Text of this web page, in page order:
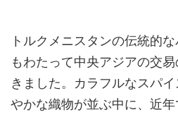
トルクメニスタンの伝統的
もわたって中央アジアの交
きました。カラフルなスパ
やかな織物が並ぶ中に、近